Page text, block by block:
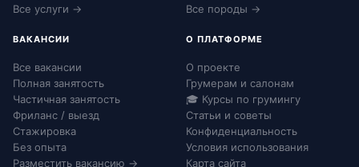
Все услуги →
Все породы →
ВАКАНСИИ
Все вакансии
Полная занятость
Частичная занятость
Фриланс / выезд
Стажировка
Без опыта
Разместить вакансию →
О ПЛАТФОРМЕ
О проекте
Грумерам и салонам
🎓 Курсы по грумингу
Статьи и советы
Конфиденциальность
Условия использования
Карта сайта